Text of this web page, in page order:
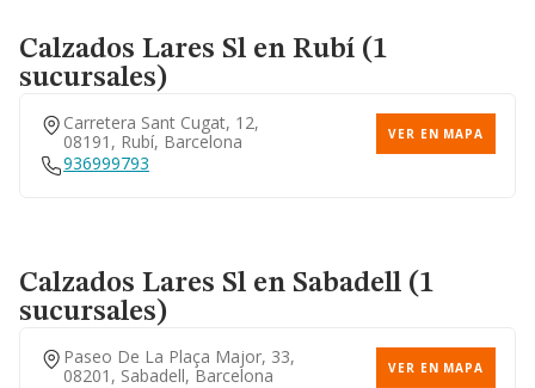
Calzados Lares Sl en Rubí (1
sucursales)
Carretera Sant Cugat, 12,
08191, Rubí, Barcelona
VER EN MAPA
936999793
Calzados Lares Sl en Sabadell (1
sucursales)
Paseo De La Plaça Major, 33,
08201, Sabadell, Barcelona
VER EN MAPA